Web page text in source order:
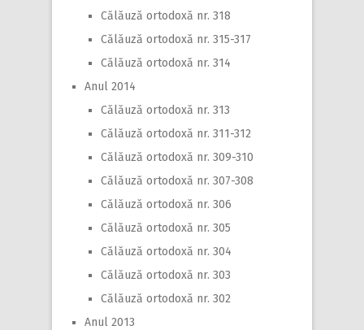
Călăuză ortodoxă nr. 318
Călăuză ortodoxă nr. 315-317
Călăuză ortodoxă nr. 314
Anul 2014
Călăuză ortodoxă nr. 313
Călăuză ortodoxă nr. 311-312
Călăuză ortodoxă nr. 309-310
Călăuză ortodoxă nr. 307-308
Călăuză ortodoxă nr. 306
Călăuză ortodoxă nr. 305
Călăuză ortodoxă nr. 304
Călăuză ortodoxă nr. 303
Călăuză ortodoxă nr. 302
Anul 2013